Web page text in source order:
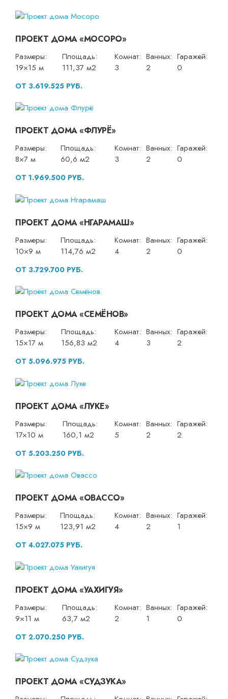
ПРОЕКТ ДОМА «МОСОРО»
Размеры:
19×15 м
Площадь:
111,37 м2
Комнат:
3
Ванных:
2
Гаражей:
0
ОТ 3.619.525 РУБ.
ПРОЕКТ ДОМА «ФЛУРЁ»
Размеры:
8×7 м
Площадь:
60,6 м2
Комнат:
3
Ванных:
2
Гаражей:
0
ОТ 1.969.500 РУБ.
ПРОЕКТ ДОМА «НГАРАМАШ»
Размеры:
10×9 м
Площадь:
114,76 м2
Комнат:
4
Ванных:
2
Гаражей:
0
ОТ 3.729.700 РУБ.
ПРОЕКТ ДОМА «СЕМЁНОВ»
Размеры:
15×17 м
Площадь:
156,83 м2
Комнат:
4
Ванных:
3
Гаражей:
2
ОТ 5.096.975 РУБ.
ПРОЕКТ ДОМА «ЛУКЕ»
Размеры:
17×10 м
Площадь:
160,1 м2
Комнат:
5
Ванных:
2
Гаражей:
2
ОТ 5.203.250 РУБ.
ПРОЕКТ ДОМА «ОВАССО»
Размеры:
15×9 м
Площадь:
123,91 м2
Комнат:
4
Ванных:
2
Гаражей:
1
ОТ 4.027.075 РУБ.
ПРОЕКТ ДОМА «УАХИГУЯ»
Размеры:
9×11 м
Площадь:
63,7 м2
Комнат:
2
Ванных:
1
Гаражей:
0
ОТ 2.070.250 РУБ.
ПРОЕКТ ДОМА «СУДЗУКА»